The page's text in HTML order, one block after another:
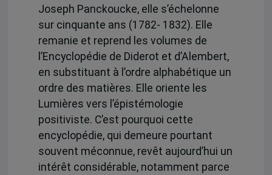
Joseph Panckoucke, elle s’échelonne
sur cinquante ans (1782- 1832). Elle
remanie et reprend les volumes de
l’Encyclopédie de Diderot et d’Alembert,
en substituant à l’ordre alphabétique un
ordre des matières. Elle oriente les
Lumières vers l’épistémologie
positiviste. C’est pourquoi cette
encyclopédie, qui demeure pourtant
souvent méconnue, revêt aujourd’hui un
intérêt considérable, notamment parce